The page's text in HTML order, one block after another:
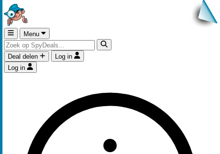
Menu
Deal delen
Log in
Log in